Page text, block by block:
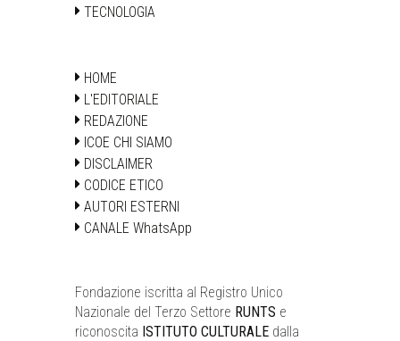
TECNOLOGIA
HOME
L'EDITORIALE
REDAZIONE
ICOE CHI SIAMO
DISCLAIMER
CODICE ETICO
AUTORI ESTERNI
CANALE WhatsApp
Fondazione iscritta al Registro Unico
Nazionale del Terzo Settore RUNTS e
riconoscita ISTITUTO CULTURALE dalla